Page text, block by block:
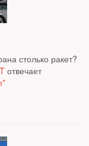
столько ракет?
отвечает